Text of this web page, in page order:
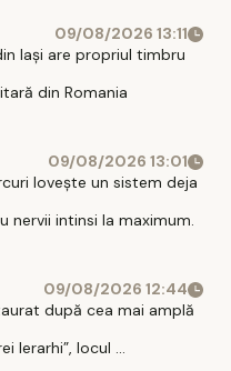
09/08/2026 13:11
Iași are propriul timbru
din Romania
09/08/2026 13:01
lovește un sistem deja
nervii intinsi la maximum.
09/08/2026 12:44
după cea mai amplă
Ierarhi”, locul ...